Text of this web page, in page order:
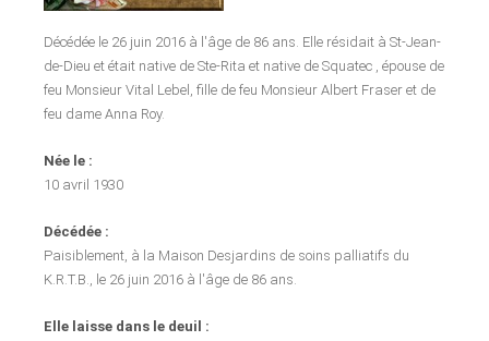
Décédée le 26 juin 2016 à l'âge de 86 ans. Elle résidait à St-Jean-
de-Dieu et était native de Ste-Rita et native de Squatec , épouse de
feu Monsieur Vital Lebel, fille de feu Monsieur Albert Fraser et de
feu dame Anna Roy.
Née le :
10 avril 1930
Décédée :
Paisiblement, à la Maison Desjardins de soins palliatifs du
K.R.T.B., le 26 juin 2016 à l'âge de 86 ans.
Elle laisse dans le deuil :